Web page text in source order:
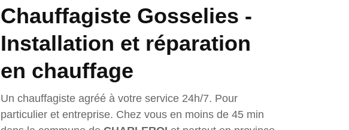
Chauffagiste Gosselies -
Installation et réparation
en chauffage
Un chauffagiste agréé à votre service 24h/7. Pour
particulier et entreprise. Chez vous en moins de 45 min